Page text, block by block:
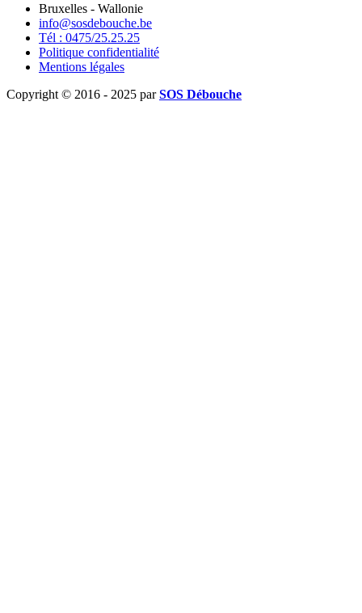
Bruxelles - Wallonie
info@sosdebouche.be
Tél : 0475/25.25.25
Politique confidentialité
Mentions légales
Copyright © 2016 - 2025 parSOS Débouche